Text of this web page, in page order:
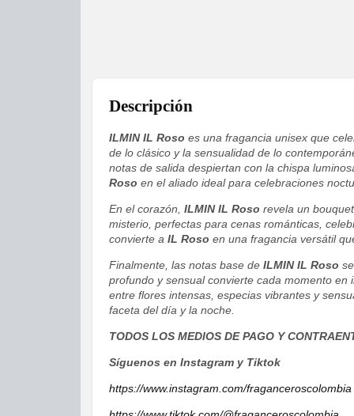
Descripción
ILMIN IL Roso es una fragancia unisex que
de lo clásico y la sensualidad de lo
notas de salida despiertan con la chispa
Roso en el aliado ideal para celebraciones
En el corazón, ILMIN IL Roso revela un
misterio, perfectas para cenas románticas,
convierte a IL Roso en una fragancia versátil
Finalmente, las notas base de ILMIN IL Roso
profundo y sensual convierte cada momento
entre flores intensas, especias vibrantes y
faceta del día y la noche.
TODOS LOS MEDIOS DE PAGO Y
Síguenos en Instagram y Tiktok
https://www.instagram.com/fraganceroscolombia